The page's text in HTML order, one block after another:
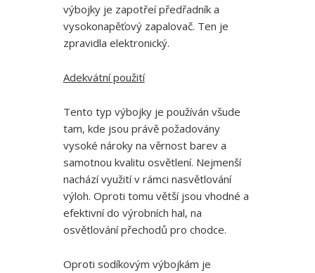
výbojky je zapotřeí předřadník a
vysokonapěťový zapalovač. Ten je
zpravidla elektronický.
Adekvátní použití
Tento typ výbojky je používán všude
tam, kde jsou právě požadovány
vysoké nároky na věrnost barev a
samotnou kvalitu osvětlení. Nejmenší
nachází využití v rámci nasvětlování
výloh. Oproti tomu větší jsou vhodné a
efektivní do výrobních hal, na
osvětlování přechodů pro chodce.
Oproti sodíkovým výbojkám je